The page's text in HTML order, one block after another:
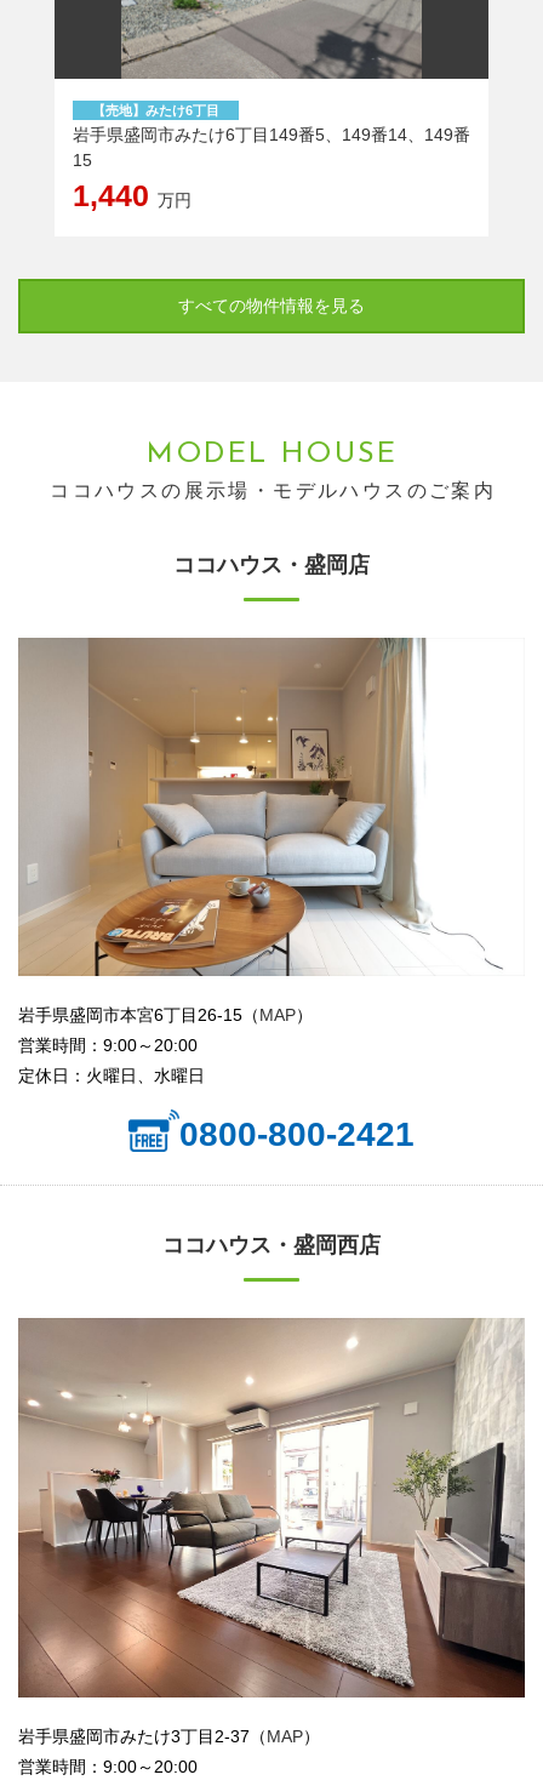
【売地】みたけ6丁目
岩手県盛岡市みたけ6丁目149番5、149番14、149番
1,440 万円
すべての物件情報を見る
MODEL HOUSE
ココハウスの展示場・モデルハウスのご案内
ココハウス・盛岡店
岩手県盛岡市本宮6丁目26-15（MAP）
営業時間：9:00～20:00
定休日：火曜日、水曜日
0800-800-2421
ココハウス・盛岡西店
岩手県盛岡市みたけ3丁目2-37（MAP）
営業時間：9:00～20:00